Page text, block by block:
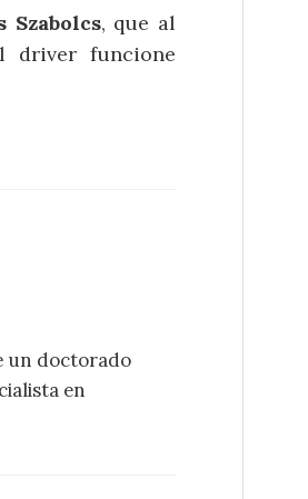
Szabolcs, que al
driver funcione
un doctorado
en